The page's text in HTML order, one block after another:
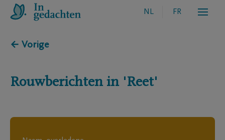
NL FR
← Vorige
Rouwberichten in 'Reet'